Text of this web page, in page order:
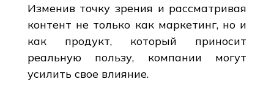
Изменив точку зрения и рассматривая
контент не только как маркетинг, но и
как продукт, который приносит
реальную пользу, компании могут
усилить свое влияние.